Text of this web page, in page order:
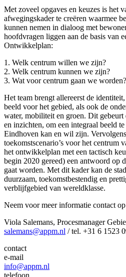
Met zoveel opgaves en keuzes is het
afwegingskader te creëren waarmee
kunnen nemen in dialoog met
hoofdvragen liggen aan de basis van
Ontwikkelplan:
1. Welk centrum willen we zijn?
2. Welk centrum kunnen we zijn?
3. Wat voor centrum gaan we worden?
Het team brengt allereerst de
beeld voor het gebied, als ook de
water, mobiliteit en groen. Dit gebeurt
en inzichten, om een integraal beeld
Eindhoven kan en wil zijn.
toekomstscenario’s voor het centrum
het ontwikkelplan met een tactisch
begin 2020 gereed) een antwoord op
gaat worden. Met dit kader kan de
duurzaam, toekomstbestendig en
verblijfgebied van wereldklasse.
Neem voor meer informatie contact
Viola Salemans, Procesmanager
salemans@appm.nl / tel. +31 6 1523
contact
e-mail
info@appm.nl
telefoon